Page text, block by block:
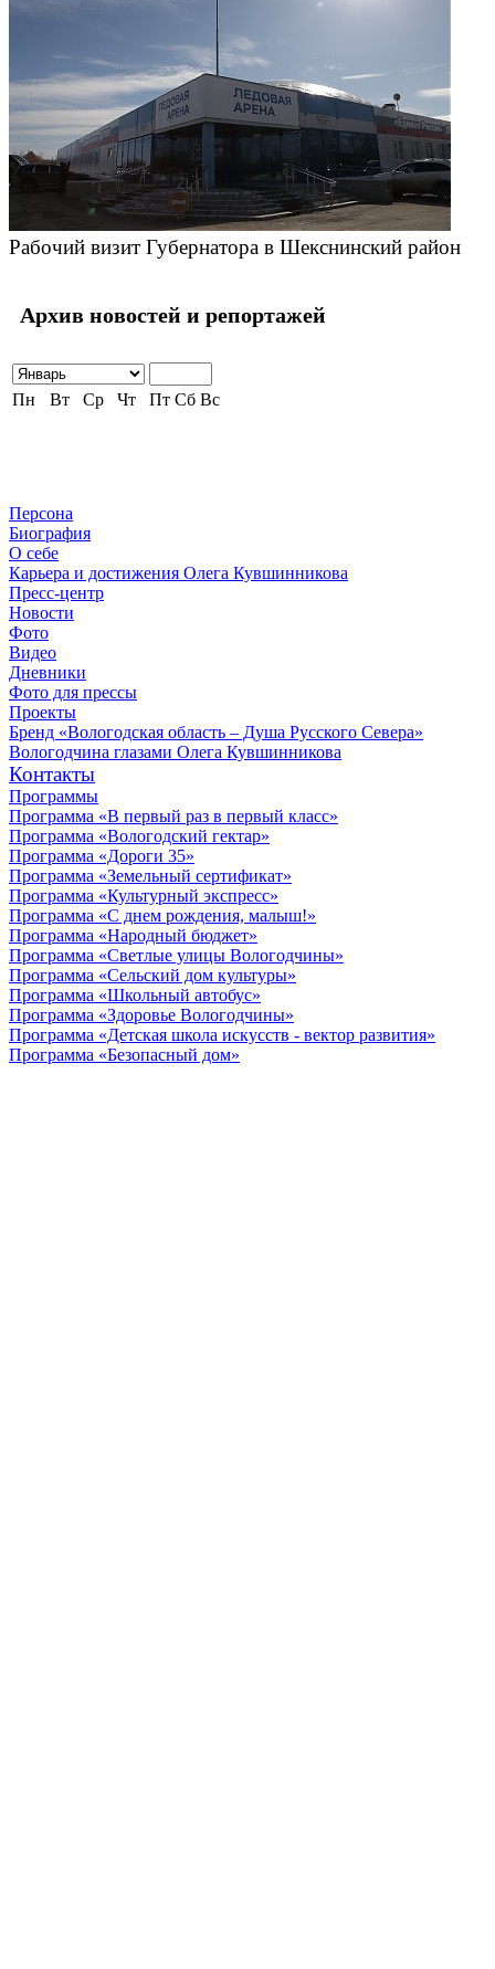
Рабочий визит Губернатора в Шекснинский район
Архив новостей и репортажей
Пн Вт Ср Чт Пт Сб Вс
Персона
Биография
О себе
Карьера и достижения Олега Кувшинникова
Пресс-центр
Новости
Фото
Видео
Дневники
Фото для прессы
Проекты
Бренд «Вологодская область – Душа Русского Севера»
Вологодчина глазами Олега Кувшинникова
Контакты
Программы
Программа «В первый раз в первый класс»
Программа «Вологодский гектар»
Программа «Дороги 35»
Программа «Земельный сертификат»
Программа «Культурный экспресс»
Программа «С днем рождения, малыш!»
Программа «Народный бюджет»
Программа «Светлые улицы Вологодчины»
Программа «Сельский дом культуры»
Программа «Школьный автобус»
Программа «Здоровье Вологодчины»
Программа «Детская школа искусств - вектор развития»
Программа «Безопасный дом»